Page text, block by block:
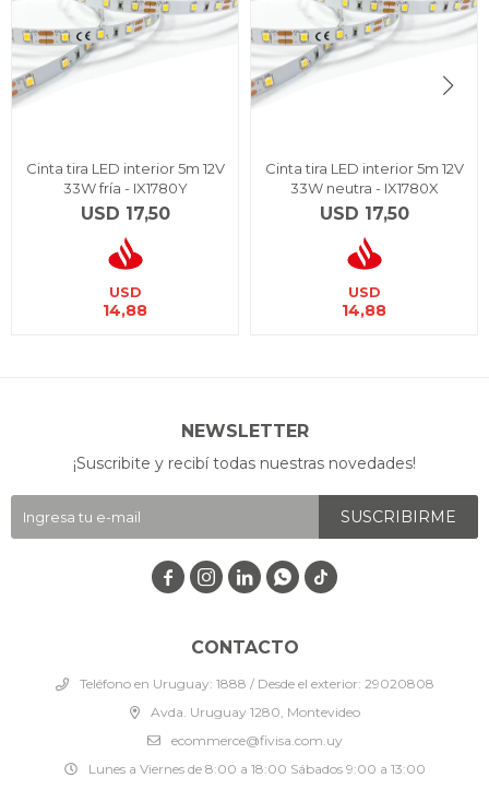
Cinta tira LED interior 5m 12V
33W fría - IX1780Y
USD 17,50
USD
14,88
Cinta tira LED interior 5m 12V
33W neutra - IX1780X
USD 17,50
USD
14,88
CONTACTO
Teléfono en Uruguay: 1888 / Desde el exterior: 29020808
Avda. Uruguay 1280, Montevideo
ecommerce@fivisa.com.uy
Lunes a Viernes de 8:00 a 18:00 Sábados 9:00 a 13:00
NEWSLETTER
¡Suscribite y recibí todas nuestras novedades!
SUSCRIBIRME
   